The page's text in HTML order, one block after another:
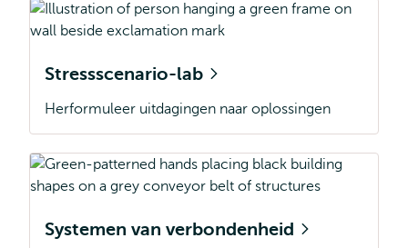
Stressscenario-lab
Herformuleer uitdagingen naar oplossingen
Systemen van verbondenheid